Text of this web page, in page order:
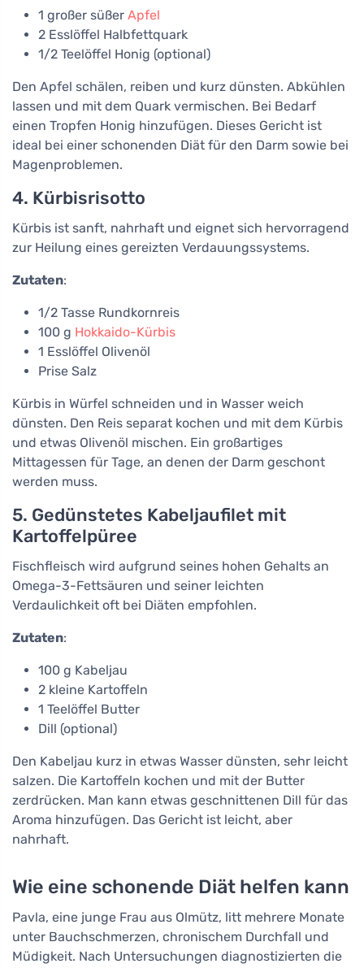
1 großer süßer Apfel
2 Esslöffel Halbfettquark
1/2 Teelöffel Honig (optional)
Den Apfel schälen, reiben und kurz dünsten. Abkühlen
lassen und mit dem Quark vermischen. Bei Bedarf
einen Tropfen Honig hinzufügen. Dieses Gericht ist
ideal bei einer schonenden Diät für den Darm sowie bei
Magenproblemen.
4. Kürbisrisotto
Kürbis ist sanft, nahrhaft und eignet sich hervorragend
zur Heilung eines gereizten Verdauungssystems.
Zutaten:
1/2 Tasse Rundkornreis
100 g Hokkaido-Kürbis
1 Esslöffel Olivenöl
Prise Salz
Kürbis in Würfel schneiden und in Wasser weich
dünsten. Den Reis separat kochen und mit dem Kürbis
und etwas Olivenöl mischen. Ein großartiges
Mittagessen für Tage, an denen der Darm geschont
werden muss.
5. Gedünstetes Kabeljaufilet mit
Kartoffelpüree
Fischfleisch wird aufgrund seines hohen Gehalts an
Omega-3-Fettsäuren und seiner leichten
Verdaulichkeit oft bei Diäten empfohlen.
Zutaten:
100 g Kabeljau
2 kleine Kartoffeln
1 Teelöffel Butter
Dill (optional)
Den Kabeljau kurz in etwas Wasser dünsten, sehr leicht
salzen. Die Kartoffeln kochen und mit der Butter
zerdrücken. Man kann etwas geschnittenen Dill für das
Aroma hinzufügen. Das Gericht ist leicht, aber
nahrhaft.
Wie eine schonende Diät helfen kann
Pavla, eine junge Frau aus Olmütz, litt mehrere Monate
unter Bauchschmerzen, chronischem Durchfall und
Müdigkeit. Nach Untersuchungen diagnostizierten die